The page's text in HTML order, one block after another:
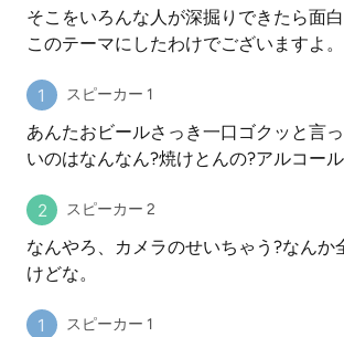
そこをいろんな人が深掘りできたら面
このテーマにしたわけでございますよ。
スピーカー 1
あんたおビールさっき一口ゴクッと言
いのはなんなん?焼けとんの?アルコー
スピーカー 2
なんやろ、カメラのせいちゃう?なんか
けどな。
スピーカー 1